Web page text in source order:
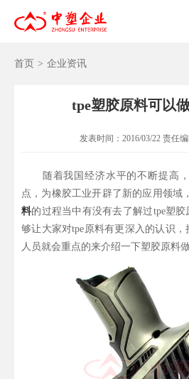
首页 > 企业资讯
tpe塑胶原料可以
发表时间： 2016/03/22责任编
随着我国经济水平的不断提高
点，为橡胶工业开辟了新的应用领域
料的过程当中有没有去了解过tpe塑
够让大家对tpe原料有更深入的认识
人员就会重点的来介绍一下塑胶原料